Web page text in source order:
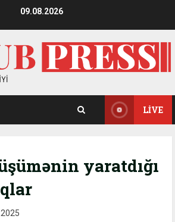
09.08.2026
LIVE
yaratdığı